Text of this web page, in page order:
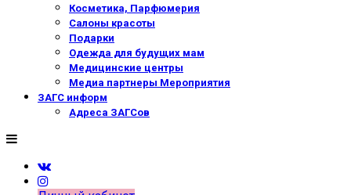
Косметика, Парфюмерия
Салоны красоты
Подарки
Одежда для будущих мам
Медицинские центры
Медиа партнеры Мероприятия
ЗАГС информ
Адреса ЗАГСов